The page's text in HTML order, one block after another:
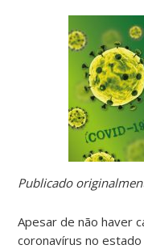
Publicado
Apesar de não haver
coronavírus no